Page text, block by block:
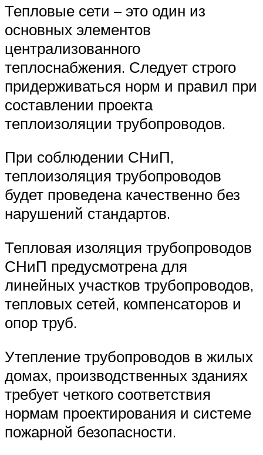
Тепловые сети – это один из
основных элементов
централизованного
теплоснабжения. Следует строго
придерживаться норм и правил при
составлении проекта
теплоизоляции трубопроводов.
При соблюдении СНиП,
теплоизоляция трубопроводов
будет проведена качественно без
нарушений стандартов.
Тепловая изоляция трубопроводов
СНиП предусмотрена для
линейных участков трубопроводов,
тепловых сетей, компенсаторов и
опор труб.
Утепление трубопроводов в жилых
домах, производственных зданиях
требует четкого соответствия
нормам проектирования и системе
пожарной безопасности.